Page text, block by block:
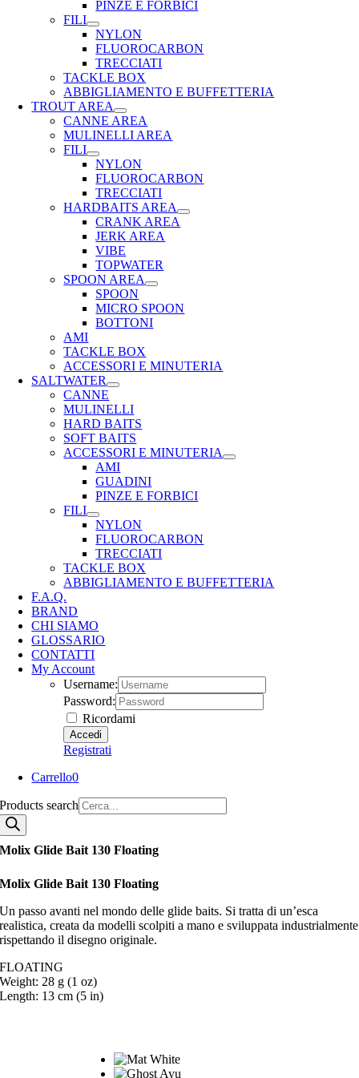
PINZE E FORBICI
FILI
NYLON
FLUOROCARBON
TRECCIATI
TACKLE BOX
ABBIGLIAMENTO E BUFFETTERIA
TROUT AREA
CANNE AREA
MULINELLI AREA
FILI
NYLON
FLUOROCARBON
TRECCIATI
HARDBAITS AREA
CRANK AREA
JERK AREA
VIBE
TOPWATER
SPOON AREA
SPOON
MICRO SPOON
BOTTONI
AMI
TACKLE BOX
ACCESSORI E MINUTERIA
SALTWATER
CANNE
MULINELLI
HARD BAITS
SOFT BAITS
ACCESSORI E MINUTERIA
AMI
GUADINI
PINZE E FORBICI
FILI
NYLON
FLUOROCARBON
TRECCIATI
TACKLE BOX
ABBIGLIAMENTO E BUFFETTERIA
F.A.Q.
BRAND
CHI SIAMO
GLOSSARIO
CONTATTI
My Account
Username:
Password:
Ricordami
Registrati
Carrello0
Products search
Molix Glide Bait 130 Floating
Molix Glide Bait 130 Floating
Un passo avanti nel mondo delle glide baits. Si tratta di un’esca
realistica, creata da modelli scolpiti a mano e sviluppata industrialmente
rispettando il disegno originale.
FLOATING
Weight: 28 g (1 oz)
Length: 13 cm (5 in)